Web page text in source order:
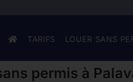
TARIFS LOUER SANS
permis à